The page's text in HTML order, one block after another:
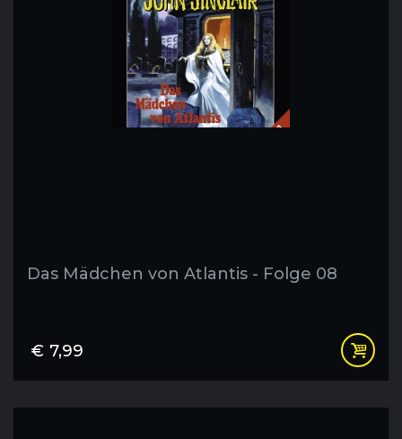
Das Mädchen von Atlantis - Folge 08
€ 7,99